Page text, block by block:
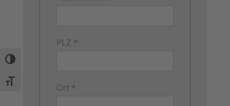
Umschalten auf hohe Kontraste
Schrift vergrößern
PLZ *
Ort *